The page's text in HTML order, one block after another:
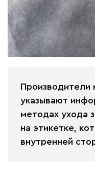
Производители
указывают
методах ухода
на этикетке,
внутренней